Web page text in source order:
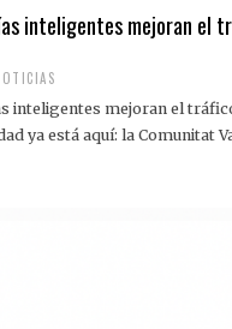
inteligentes mejoran el
inteligentes mejoran el
ya está aquí: la Comunitat